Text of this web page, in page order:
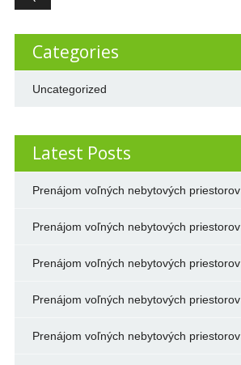
Categories
Uncategorized
Latest Posts
Prenájom voľných nebytových priestorov
Prenájom voľných nebytových priestorov
Prenájom voľných nebytových priestorov
Prenájom voľných nebytových priestorov
Prenájom voľných nebytových priestorov